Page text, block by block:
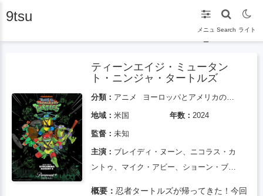
9tsu
メニュ
ー
Search ライト
ティーンエイジ・ミュータン
ト・ニンジャ・タートルズ
分類： アニメ ヨーロッパとアメリカのアニメーション
地域： 米国 年数： 2024
監督： 未知
主演： ブレイディ・ヌーン、ニコラス・カ
ントゥ、マイク・アビー、ショーン・ブラ
概要： 忍者タートルズが帰ってきた！今回